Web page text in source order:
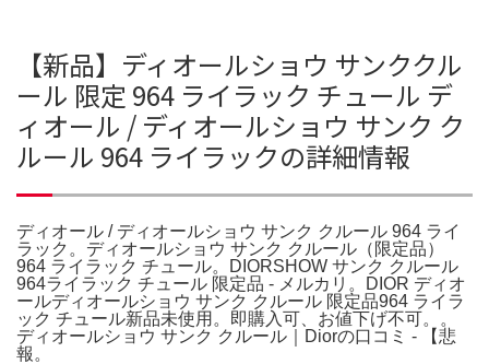
【新品】ディオールショウ サンククル
ール 限定 964 ライラック チュール デ
ィオール / ディオールショウ サンク ク
ルール 964 ライラックの詳細情報
ディオール / ディオールショウ サンク クルール 964 ライ
ラック。ディオールショウ サンク クルール（限定品）
964 ライラック チュール。DIORSHOW サンク クルール
964ライラック チュール 限定品 - メルカリ。DIOR ディオ
ールディオールショウ サンク クルール 限定品964 ライラ
ック チュール新品未使用。即購入可、お値下げ不可。。
ディオールショウ サンク クルール｜Diorの口コミ - 【悲
報。